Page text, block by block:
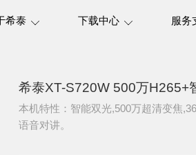
希泰 下载中心 服务
希泰XT-S720W 500万H265+
本机特性：智能双光,500万超清变焦
语音对讲。